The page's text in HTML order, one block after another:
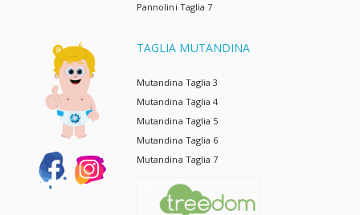
Pannolini Taglia 7
TAGLIA MUTANDINA
Mutandina Taglia 3
Mutandina Taglia 4
Mutandina Taglia 5
Mutandina Taglia 6
Mutandina Taglia 7